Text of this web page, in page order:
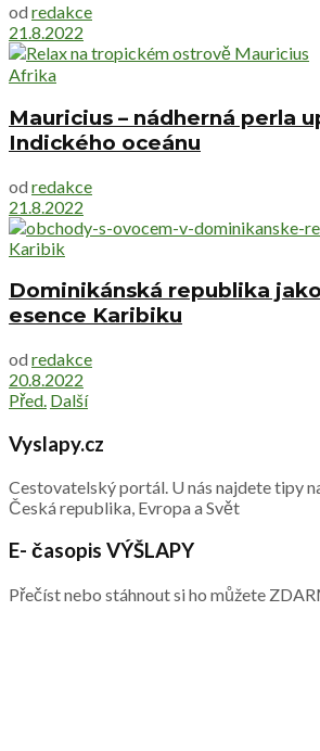
od redakce
21.8.2022
Afrika
Mauricius – nádherná perla
Indického oceánu
od redakce
21.8.2022
Karibik
Dominikánská republika
esence Karibiku
od redakce
20.8.2022
Před. Další
Vyslapy.cz
Cestovatelský portál. U nás najdete tipy
Česká republika, Evropa a Svět
E- časopis VÝŠLAPY
Přečíst nebo stáhnout si ho můžete